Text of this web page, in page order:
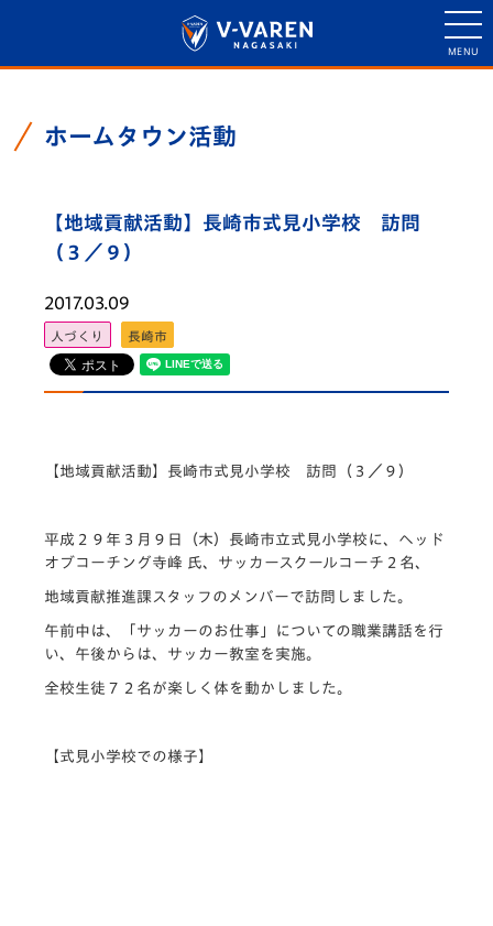
ホームタウン活動
【地域貢献活動】長崎市式見小学校 訪問
（３／９）
2017.03.09
人づくり 長崎市
【地域貢献活動】長崎市式見小学校 訪問（３／９）
平成２９年３月９日（木）長崎市立式見小学校に、ヘッド
オブコーチング寺峰 氏、サッカースクールコーチ２名、
地域貢献推進課スタッフのメンバーで訪問しました。
午前中は、「サッカーのお仕事」についての職業講話を行
い、午後からは、サッカー教室を実施。
全校生徒７２名が楽しく体を動かしました。
【式見小学校での様子】